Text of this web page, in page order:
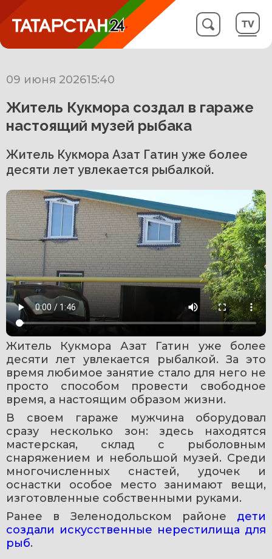
09 июня 202615:40
Житель Кукмора создал в гараже
настоящий музей рыбака
Житель Кукмора Азат Гатин уже более
десяти лет увлекается рыбалкой.
Житель Кукмора Азат Гатин уже более
десяти лет увлекается рыбалкой. За это
время любимое занятие стало для него не
просто способом провести свободное
время, а настоящим образом жизни.
В своем гараже мужчина оборудовал
сразу несколько зон: здесь находятся
мастерская, склад с рыболовным
снаряжением и небольшой музей. Среди
многочисленных снастей, удочек и
оснастки особое место занимают вещи,
изготовленные собственными руками.
Ранее в Зеленодольском районе дети
создали искусственные нерестилища для
рыб.